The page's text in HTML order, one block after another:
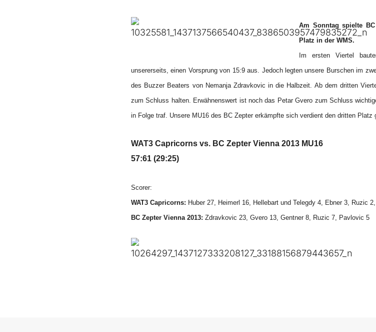
Am Sonntag spielte
Platz in der WMS.
Im ersten Viertel
unsererseits, einen Vorsprungvon 15:9 aus. Jedoch legten unsere Burschen im
des Buzzer Beaters von Nemanja Zdravkovic in die Halbzeit. Ab dem dritten
zum Schluss halten. Erwähnenswert ist noch das Petar Gvero zum Schluss
in Folge traf. Unsere MU16 des BC Zepter erkämpfte sich verdient den dritten Platz
WAT3 Capricorns vs. BC Zepter Vienna 2013 MU16
57:61 (29:25)
Scorer:
WAT3 Capricorns: Huber 27, Heimerl 16, Hellebart und Telegdy 4, Ebner 3, Ruzic
BC Zepter Vienna 2013: Zdravkovic 23, Gvero 13, Gentner 8, Ruzic 7, Pavlovic 5